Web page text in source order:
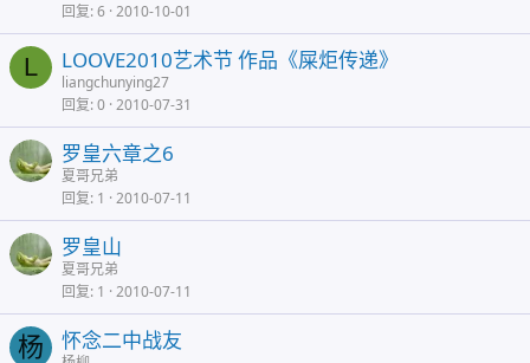
回复 6 2010-10-01
L LOOVE2010艺术节 作品《屎炬传递》
liangchunying27
回复 0 2010-07-31
罗皇六章之6
夏哥兄弟
回复 1 2010-07-11
罗皇山
夏哥兄弟
回复 1 2010-07-11
杨 怀念二中战友